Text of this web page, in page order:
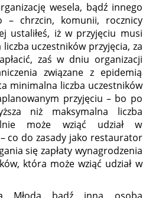
wesela, bądź innego
– chrzcin, komunii, rocznicy
ustaliłeś, iż w przyjęciu musi
uczestników przyjęcia, za
zaś w dniu organizacji
związane z epidemią
minimalna liczba uczestników
przyjęciu – bo po
niż maksymalna liczba
może wziąć udział w
co do zasady jako restaurator
się zapłaty wynagrodzenia
która może wziąć udział w